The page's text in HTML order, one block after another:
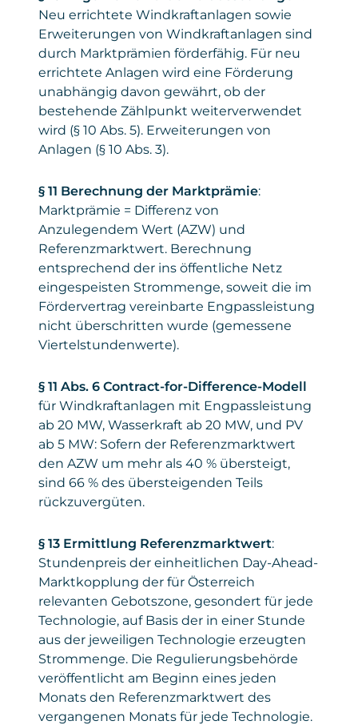
Neu errichtete Windkraftanlagen sowie
Erweiterungen von Windkraftanlagen sind
durch Marktprämien förderfähig. Für neu
errichtete Anlagen wird eine Förderung
unabhängig davon gewährt, ob der
bestehende Zählpunkt weiterverwendet
wird (§ 10 Abs. 5). Erweiterungen von
Anlagen (§ 10 Abs. 3).
§ 11 Berechnung der Marktprämie:
Marktprämie = Differenz von
Anzulegendem Wert (AZW) und
Referenzmarktwert. Berechnung
entsprechend der ins öffentliche Netz
eingespeisten Strommenge, soweit die im
Fördervertrag vereinbarte Engpassleistung
nicht überschritten wurde (gemessene
Viertelstundenwerte).
§ 11 Abs. 6 Contract-for-Difference-Modell
für Windkraftanlagen mit Engpassleistung
ab 20 MW, Wasserkraft ab 20 MW, und PV
ab 5 MW: Sofern der Referenzmarktwert
den AZW um mehr als 40 % übersteigt,
sind 66 % des übersteigenden Teils
rückzuvergüten.
§ 13 Ermittlung Referenzmarktwert:
Stundenpreis der einheitlichen Day-Ahead-
Marktkopplung der für Österreich
relevanten Gebotszone, gesondert für jede
Technologie, auf Basis der in einer Stunde
aus der jeweiligen Technologie erzeugten
Strommenge. Die Regulierungsbehörde
veröffentlicht am Beginn eines jeden
Monats den Referenzmarktwert des
vergangenen Monats für jede Technologie.